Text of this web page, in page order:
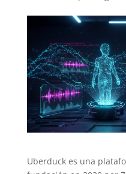
Uberduck es una